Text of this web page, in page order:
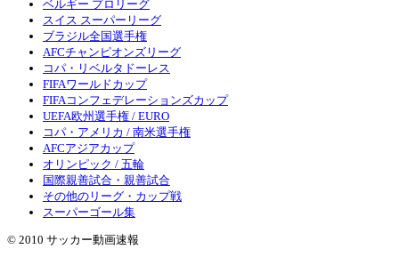
ベルギー プロリーグ
スイス スーパーリーグ
ブラジル全国選手権
AFCチャンピオンズリーグ
コパ・リベルタドーレス
FIFAワールドカップ
FIFAコンフェデレーションズカップ
UEFA欧州選手権 / EURO
コパ・アメリカ / 南米選手権
AFCアジアカップ
オリンピック / 五輪
国際親善試合・親善試合
その他のリーグ・カップ戦
スーパーゴール集
© 2010 サッカー動画速報